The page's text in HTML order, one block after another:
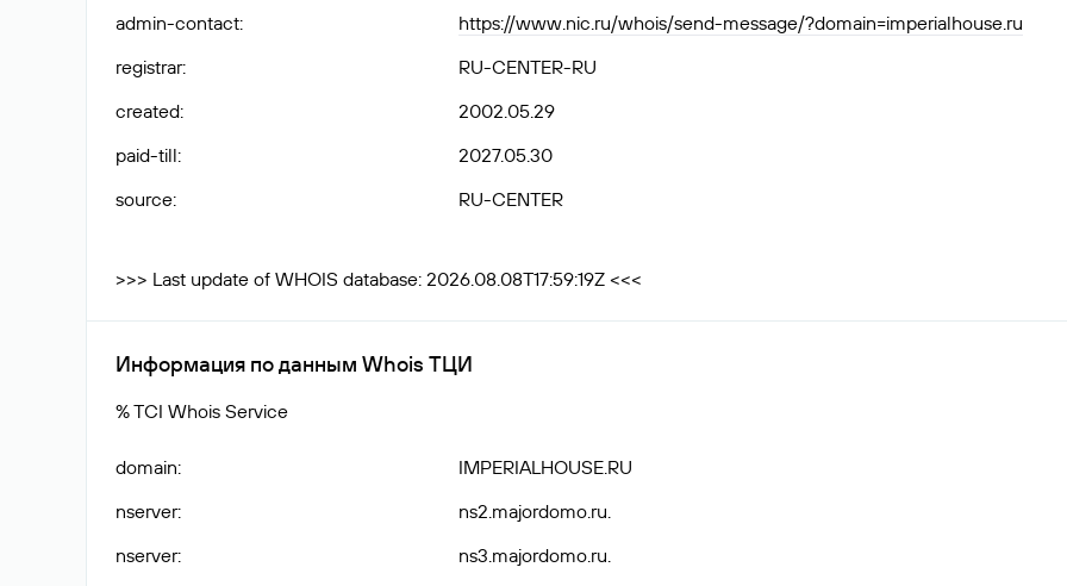
admin-contact:
https://www.nic.ru/whois/send-message/?domain=imperialhouse.ru
registrar:
RU-CENTER-RU
created:
2002.05.29
paid-till:
2027.05.30
source: RU-CENTER
>>> Last update of WHOIS database: 2026.08.08T17:59:19Z <<<
Информация по данным Whois ТЦИ
% TCI Whois Service
domain:
IMPERIALHOUSE.RU
nserver:
ns2.majordomo.ru.
nserver:
ns3.majordomo.ru.